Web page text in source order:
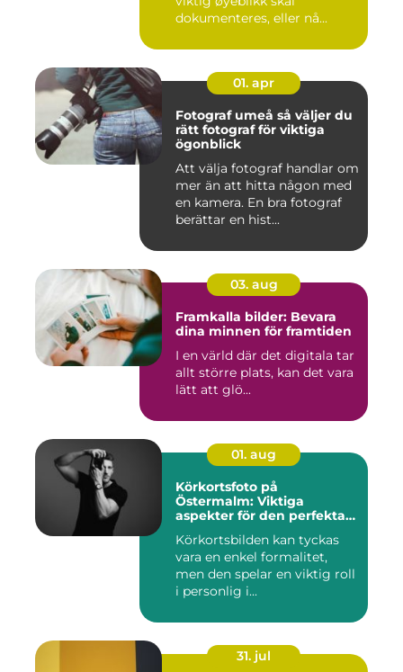
dokumenteres, eller nå...
01. apr
Fotograf umeå så väljer du
rätt fotograf för viktiga
ögonblick
Att välja fotograf handlar om
mer än att hitta någon med
en kamera. En bra fotograf
berättar en hist...
03. aug
Framkalla bilder: Bevara
dina minnen för framtiden
I en värld där det digitala tar
allt större plats, kan det vara
lätt att glö...
01. aug
Körkortsfoto på
Östermalm: Viktiga
aspekter för den perfekta
Körkortsbilden kan tyckas
vara en enkel formalitet,
men den spelar en viktig roll
i personlig i...
31. jul